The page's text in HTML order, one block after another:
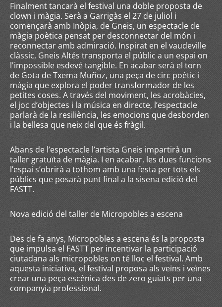
Finalment tancarà el festival una doble proposta de
clown i màgia. Serà a Garrigàs el 27 de juliol i
començarà amb Inòpia, de Gneis, un espectacle de
màgia poètica pensat per desconnectar del món i
reconnectar amb admiració. Inspirat en el vaudeville
clàssic, Gneis Altés transporta el públic a un espai on
l'impossible esdevé tangible. En acabar serà el torn
de Gota de Txema Muñoz, una peça de circ poètic i
màgia que explora el poder transformador de les
petites coses. A través del moviment, les acrobàcies,
el joc d’objectes i la música en directe, l’espectacle
parlarà de la resiliència, les emocions que desborden
i la bellesa que neix del que és fràgil.
Abans de l’espectacle l’artista Gneis impartirà un
taller gratuïta de màgia. I en acabar, les dues funcions
l’espai s’obrirà a tothom amb una festa per tots els
públics que posarà punt final a la sisena edició del
FASTT.
Nova edició del taller de Micropobles a escena
Des de fa anys, Micropobles a escena és la proposta
que impulsa el FASTT per incentivar la participació
ciutadana als micropobles on té lloc el festival. Amb
aquesta iniciativa, el festival proposa als veïns i veïnes
crear una peça escènica des de zero guiats per una
companyia professional.